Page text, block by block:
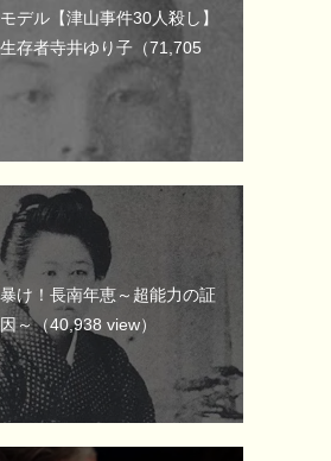
デル【津山事件30人殺し】
存者寺井ゆり子 （71,705
け！長南年恵～超能力の証
～（40,938 view）